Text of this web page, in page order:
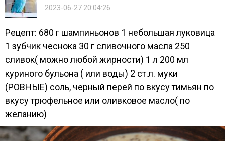
2023-06-27 20:04:26
Рецепт: 680 г шампиньонов 1 небольшая луковица
1 зубчик чеснока 30 г сливочного масла 250
сливок( можно любой жирности) 1 л 200 мл
куриного бульона ( или воды) 2 ст.л. муки
(РОВНЫЕ) соль, черный перей по вкусу тимьян по
вкусу трюфельное или оливковое масло( по
желанию)